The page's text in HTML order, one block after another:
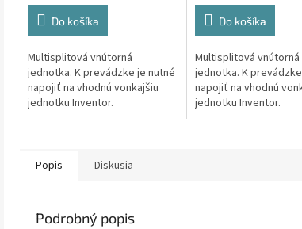
Do košíka
Multisplitová vnútorná
jednotka. K prevádzke je nutné
napojiť na vhodnú vonkajšiu
jednotku Inventor.
Do košíka
Multisplitová vnútorná
jednotka. K
napojiť na vhodnú
jednotku Inventor.
Popis Diskusia
Podrobný popis